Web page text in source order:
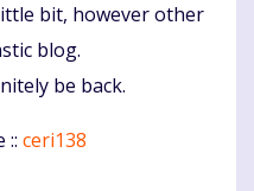
bit, however other
blog.
be back.
:: ceri138